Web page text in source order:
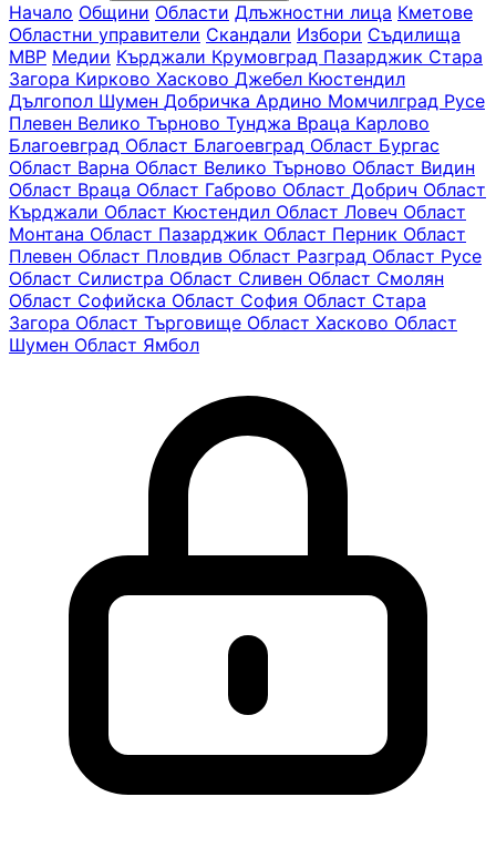
Начало Общини Области Длъжностни лица Кметове
Областни управители Скандали Избори Съдилища
МВР Медии Кърджали Крумовград Пазарджик Стара
Загора Кирково Хасково Джебел Кюстендил
Дългопол Шумен Добричка Ардино Момчилград Русе
Плевен Велико Търново Тунджа Враца Карлово
Благоевград Oбласт Благоевград Област Бургас
Област Варна Област Велико Търново Област Видин
Област Враца Област Габрово Област Добрич Област
Кърджали Област Кюстендил Област Ловеч Област
Монтана Област Пазарджик Област Перник Област
Плевен Област Пловдив Област Разград Област Русе
Област Силистра Област Сливен Област Смолян
Област Софийска Област София Област Стара
Загора Област Търговище Област Хасково Област
Шумен Област Ямбол